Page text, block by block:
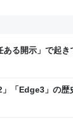
る開示」で起き
「Edge3」の歴